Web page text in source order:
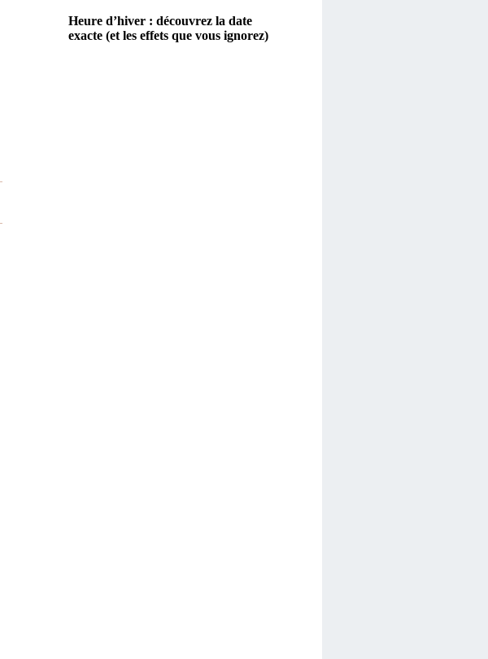
Heure d’hiver : découvrez la date
exacte (et les effets que vous ignorez)